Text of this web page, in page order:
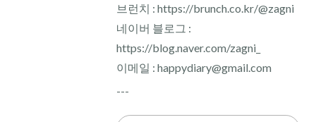
브런치 : https://brunch.co.kr/@zagni
네이버 블로그 :
https://blog.naver.com/zagni_
이메일 : happydiary@gmail.com
---